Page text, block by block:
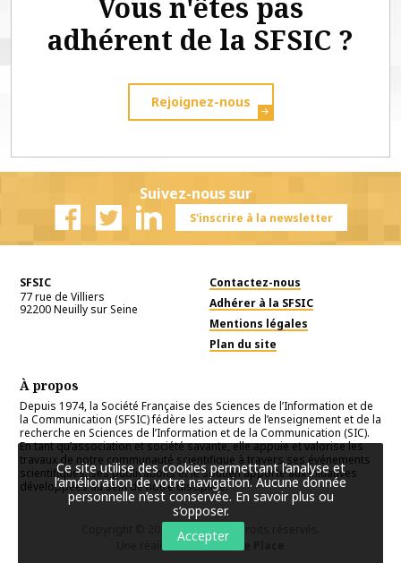
Vous n'êtes pas
adhérent de la SFSIC ?
Rejoignez-nous
Suivez-nous sur
S'inscrire à la newsletter
SFSIC
77 rue de Villiers
92200Neuilly sur Seine
Contactez-nous
Adhérer à la SFSIC
Mentions légales
Plan du site
À propos
Depuis 1974, la Société Française des Sciences de l’Information et de
la Communication (SFSIC) fédère les acteurs de l’enseignement et de la
recherche en Sciences de l’Information et de la Communication (SIC).
En tant qu’association et société savante, elle appuie et valorise les
travaux de notre communauté scientifique à travers ses événements
scientifiques, ses publications et le soutien apporté aux initiatives
développées au sein de notre discipline.
SFSIC
. Tous droits réservés.
Une réalisationPremière Place
Ce site utilise des cookies permettant l’analyse et
l’amélioration de votre navigation. Aucune donnée
personnelle n’est conservée. En savoir plus ou
s’opposer.
Accepter